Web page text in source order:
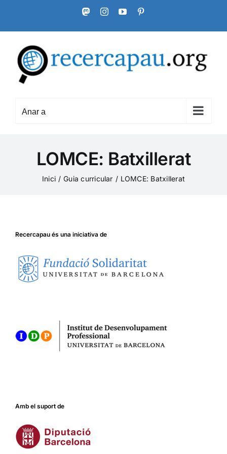
content
MastodonInstagram
YouTube
Anar a
LOMCE: Batxillerat
Inici Guia curricular LOMCE: Batxillerat
Recercapau és una iniciativa de
Amb el suport de